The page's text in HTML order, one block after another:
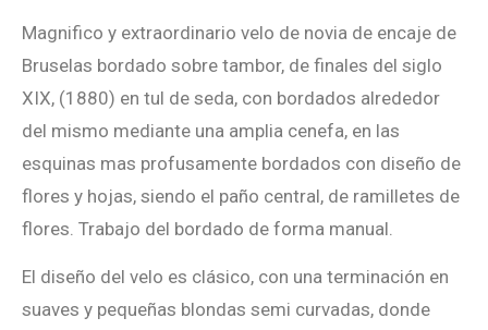
Magnifico y extraordinario velo de novia de encaje de
Bruselas bordado sobre tambor, de finales del siglo
XIX, (1880) en tul de seda, con bordados alrededor
del mismo mediante una amplia cenefa, en las
esquinas mas profusamente bordados con diseño de
flores y hojas, siendo el paño central, de ramilletes de
flores. Trabajo del bordado de forma manual.
El diseño del velo es clásico, con una terminación en
suaves y pequeñas blondas semi curvadas, donde